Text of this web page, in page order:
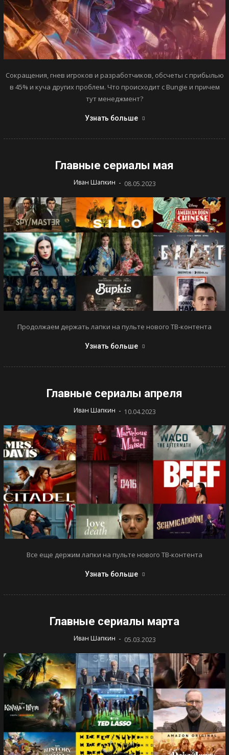
Сокращения, гнев игроков и разработчиков, обсчеты с прибылью
в 45% и куча других проблем. Что происходит с Bungie и причем
тут менеджмент?
Узнать больше
Главные сериалы мая
Иван Шапкин - 08.05.2023
Продолжаем держать лапки на пульте нового ТВ-контента
Узнать больше
Главные сериалы апреля
Иван Шапкин - 10.04.2023
Все еще держим лапки на пульте нового ТВ-контента
Узнать больше
Главные сериалы марта
Иван Шапкин - 05.03.2023